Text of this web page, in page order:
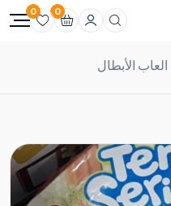
0
0
العاب الأبطال